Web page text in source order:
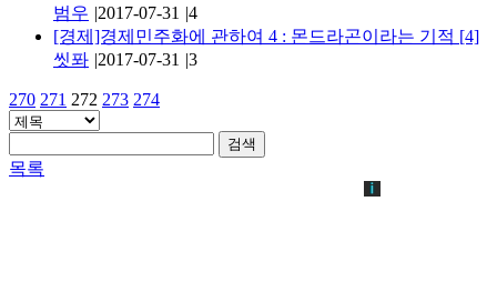
범우 |2017-07-31 |4
[경제]경제민주화에 관하여 4 : 몬드라곤이라는 기적 [4]
씻퐈 |2017-07-31 |3
270 271 272 273 274
검색
목록